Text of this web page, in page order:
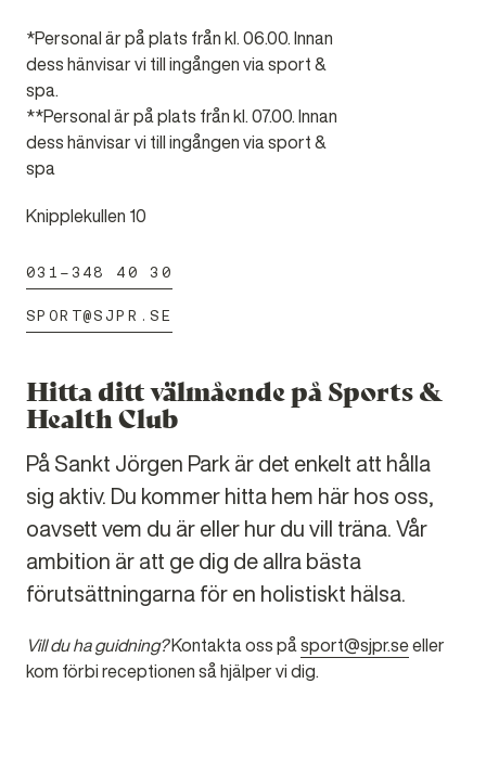
*Personal är på plats från kl. 06.00. Innan
dess hänvisar vi till ingången via sport &
spa.
**Personal är på plats från kl. 07.00. Innan
dess hänvisar vi till ingången via sport &
spa
Knipplekullen 10
031-348 40 30
SPORT@SJPR.SE
Hitta ditt välmående på Sports &
Health Club
På Sankt Jörgen Park är det enkelt att hålla
sig aktiv. Du kommer hitta hem här hos oss,
oavsett vem du är eller hur du vill träna. Vår
ambition är att ge dig de allra bästa
förutsättningarna för en holistiskt hälsa.
Vill du ha guidning?Kontakta oss påsport@sjpr.seeller
kom förbi receptionen så hjälper vi dig.